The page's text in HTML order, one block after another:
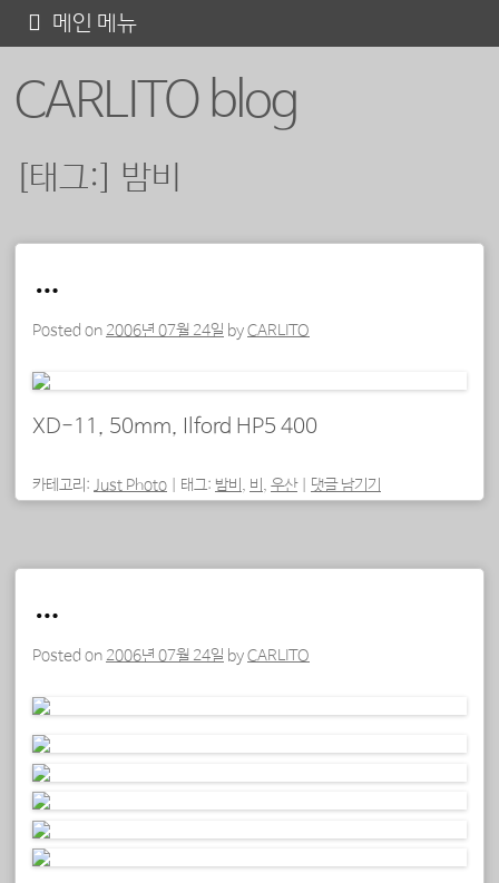
CARLITO blog
메인 메뉴
텐
[태그:] 밤비
…
Posted on 2006년 07월 24일 byCARLITO
XD-11, 50mm, Ilford HP5 400
카테고리: Just Photo 태그: 밤비 , 비 , 우산 댓글 남기기
…
Posted on 2006년 07월 24일 byCARLITO